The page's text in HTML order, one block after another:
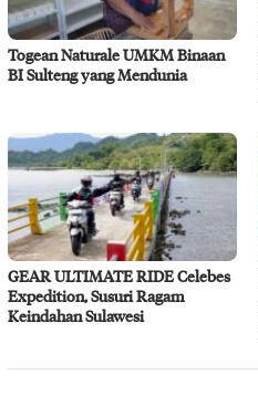
Togean Naturale UMKM Binaan
BI Sulteng yang Mendunia
GEAR ULTIMATE RIDE Celebes
Expedition, Susuri Ragam
Keindahan Sulawesi